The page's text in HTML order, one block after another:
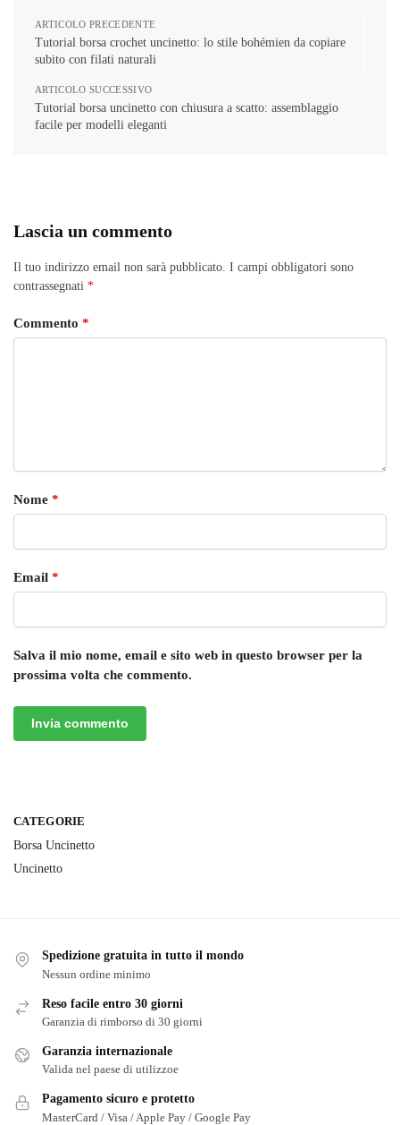
ARTICOLO PRECEDENTE
Tutorial borsa crochet uncinetto: lo stile bohémien da copiare
subito con filati naturali
ARTICOLO SUCCESSIVO
Tutorial borsa uncinetto con chiusura a scatto: assemblaggio
facile per modelli eleganti
Lascia un commento
Il tuo indirizzo email non sarà pubblicato. I campi obbligatori sono
contrassegnati *
Commento *
Nome *
Email *
Salva il mio nome, email e sito web in questo browser per la
prossima volta che commento.
CATEGORIE
Borsa Uncinetto
Uncinetto
Spedizione gratuita in tutto il mondo
Nessun ordine minimo
Reso facile entro 30 giorni
Garanzia di rimborso di 30 giorni
Garanzia internazionale
Valida nel paese di utilizzoe
Pagamento sicuro e protetto
MasterCard / Visa / Apple Pay / Google Pay